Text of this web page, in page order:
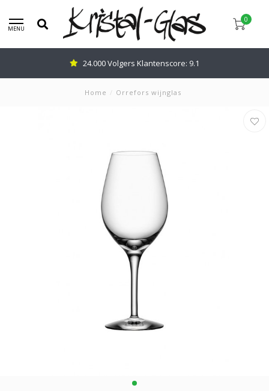
MENU
0
24.000 Volgers Klantenscore: 9.1
Home / Orrefors wijnglas